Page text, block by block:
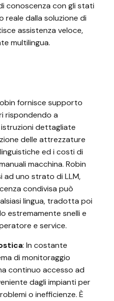
conoscenza con gli stati
reale dalla soluzione di
assistenza veloce,
multilingua.
fornisce supporto
rispondendo a
dettagliate
delle attrezzature
ed i costi di
macchina. Robin
ad uno strato di LLM,
condivisa può
lingua, tradotta poi
estremamente snelli e
e service.
: In costante
di monitoraggio
continuo accesso ad
dagli impianti per
o inefficienze. È